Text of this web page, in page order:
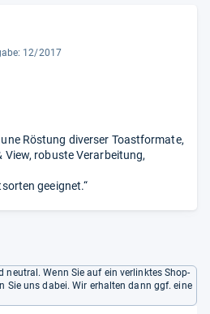
12/2017
Röstung diverser Toastformate,
View, robuste Verarbeitung,
geeignet.“
Wenn Sie auf ein verlinktes Shop-
Sie uns dabei. Wir erhalten dann ggf. eine